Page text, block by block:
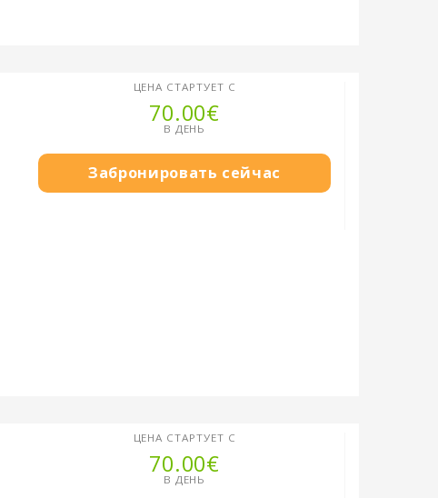
ЦЕНА СТАРТУЕТ С
70.00€
В ДЕНЬ
Забронировать сейчас
ЦЕНА СТАРТУЕТ С
70.00€
В ДЕНЬ